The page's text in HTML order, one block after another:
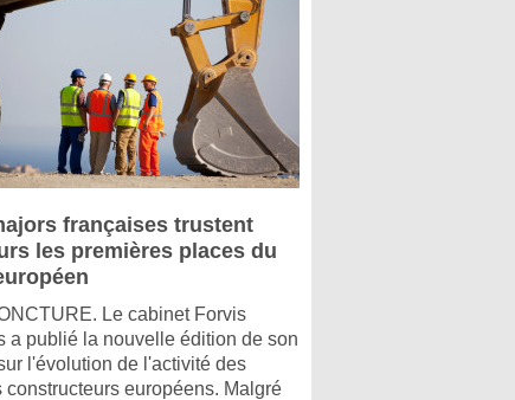
françaises trustent
les premières places du
Le cabinet Forvis
a publié la nouvelle édition de son
l'évolution de l'activité des
constructeurs européens. Malgré